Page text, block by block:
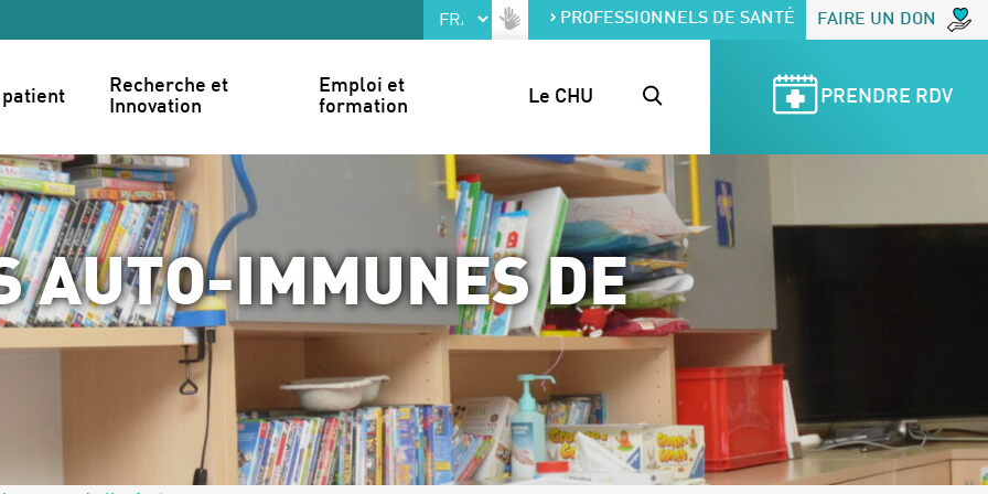
PROFESSIONNELS DE SANTÉ FAIRE UN DON
patient
Recherche et
Innovation
Emploi et
formation
Le CHU PRENDRE RDV
AUTO-IMMUNES DE